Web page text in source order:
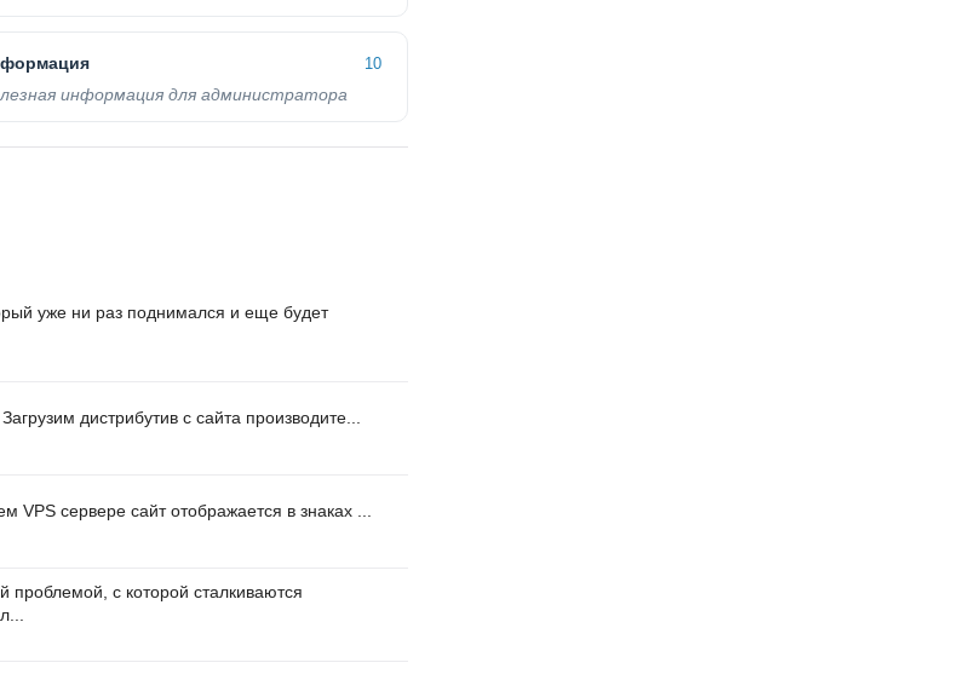
10
информация для администратора
уже ни раз поднимался и еще будет
дистрибутив с сайта производите...
сервере сайт отображается в знаках ...
проблемой, с которой сталкиваются